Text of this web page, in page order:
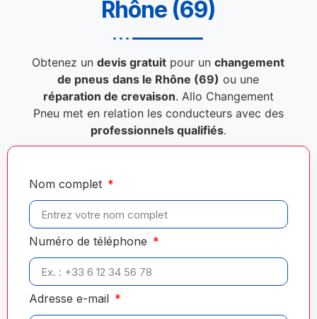
Rhône (69)
Obtenez undevis gratuit pour unchangement
de pneus dans le Rhône (69) ou une
réparation de crevaison. Allo Changement
Pneu met en relation les conducteurs avec des
professionnels qualifiés.
Nom complet
Numéro de téléphone
Adresse e-mail